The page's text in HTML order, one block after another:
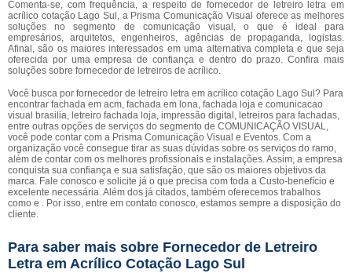
Comenta-se, com frequência, a respeito de fornecedor de letreiro letra em
acrílico cotação Lago Sul, a Prisma Comunicação Visual oferece as melhores
soluções no segmento de comunicação visual, o que é ideal para
empresários, arquitetos, engenheiros, agências de propaganda, logistas.
Afinal, são os maiores interessados em uma alternativa completa e que seja
oferecida por uma empresa de confiança e dentro do prazo. Confira mais
soluções sobre fornecedor de letreiros de acrílico.
Você busca por fornecedor de letreiro letra em acrílico cotação Lago Sul? Para
encontrar fachada em acm, fachada em lona, fachada loja e comunicacao
visual brasilia, letreiro fachada loja, impressão digital, letreiros para fachadas,
entre outras opções de serviços do segmento de COMUNICAÇÃO VISUAL,
você pode contar com a Prisma Comunicação Visual e Eventos. Com a
organização você consegue tirar as suas dúvidas sobre os serviços do ramo,
além de contar com os melhores profissionais e instalações. Assim, a empresa
conquista sua confiança e sua satisfação, que são os maiores objetivos da
marca. Fale conosco e solicite já o que precisa com toda a Custo-benefício e
excelente necessária. Além dos já citados, também oferecemos trabalhos
como e . Por isso, entre em contato conosco, estamos sempre a disposição do
cliente.
Para saber mais sobre Fornecedor de Letreiro
Letra em Acrílico Cotação Lago Sul